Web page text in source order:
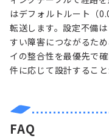
はデフォルトルート（
転送します。設定不備
すい障害につながるた
イの整合性を最優先で
件に応じて設計すること
FAQ